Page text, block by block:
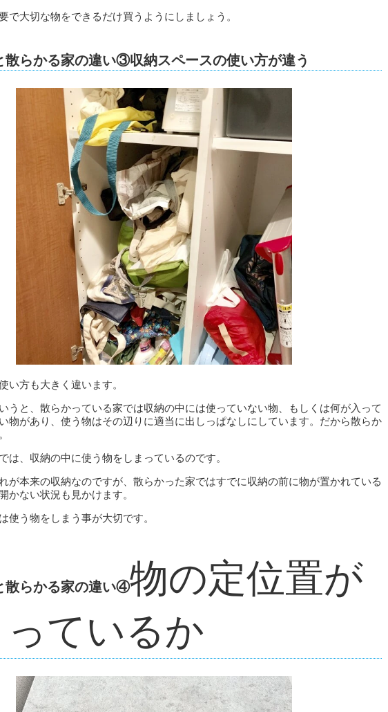
で大切な物をできるだけ買うようにしましょう。
散らかる家の違い③収納スペースの使い方が違う
い方も大きく違います。
うと、散らかっている家では収納の中には使っていない物、もしくは何が入って
物があり、使う物はその辺りに適当に出しっぱなしにしています。だから散らか
は、収納の中に使う物をしまっているのです。
が本来の収納なのですが、散らかった家ではすでに収納の前に物が置かれている
かない状況も見かけます。
使う物をしまう事が大切です。
散らかる家の違い④物の定位置が
ているか